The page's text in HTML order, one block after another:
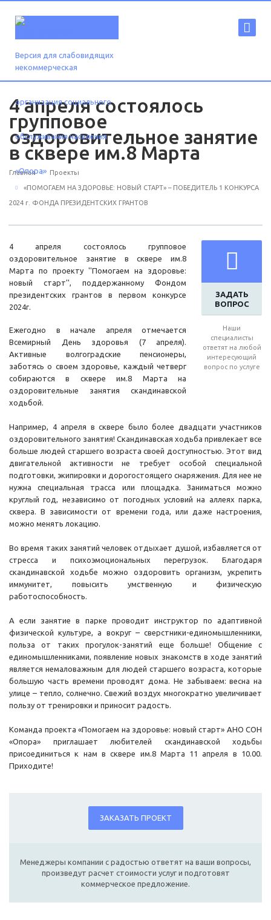
Версия для слабовидящих
4 апреля состоялось
групповое
оздоровительное занятие
в сквере им.8 Марта
Главная Проекты
«ПОМОГАЕМ НА ЗДОРОВЬЕ: НОВЫЙ СТАРТ» – ПОБЕДИТЕЛЬ 1 КОНКУРСА
2024 г. ФОНДА ПРЕЗИДЕНТСКИХ ГРАНТОВ
ЗАДАТЬ
ВОПРОС
Наши
специалисты
ответят на любой
интересующий
вопрос по услуге
4 апреля состоялось групповое
оздоровительное занятие в сквере им.8
Марта по проекту ''Помогаем на здоровье:
новый старт'', поддержанному Фондом
президентских грантов в первом конкурсе
2024г.
Ежегодно в начале апреля отмечается
Всемирный День здоровья (7 апреля).
Активные волгоградские пенсионеры,
заботясь о своем здоровье, каждый четверг
собираются в сквере им.8 Марта на
оздоровительные занятия скандинавской
ходьбой.
Например, 4 апреля в сквере было более двадцати участников
оздоровительного занятия! Скандинавская ходьба привлекает все
больше людей старшего возраста своей доступностью. Этот вид
двигательной активности не требует особой специальной
подготовки, экипировки и дорогостоящего снаряжения. Для нее не
нужна специальная трасса или площадка. Заниматься можно
круглый год, независимо от погодных условий на аллеях парка,
сквера. В зависимости от времени года, или даже настроения,
можно менять локацию.
Во время таких занятий человек отдыхает душой, избавляется от
стресса и психоэмоциональных перегрузок. Благодаря
скандинавской ходьбе можно оздоровить организм, укрепить
иммунитет, повысить умственную и физическую
работоспособность.
А если занятие в парке проводит инструктор по адаптивной
физической культуре, а вокруг – сверстники-единомышленники,
польза от таких прогулок-занятий еще больше! Общение с
единомышленниками, появление новых знакомств в ходе занятий
является немаловажным для людей старшего возраста, которые
большую часть времени проводят дома. Не забываем: весна на
улице – тепло, солнечно. Свежий воздух многократно увеличивает
пользу от тренировки и приносит радость.
Команда проекта «Помогаем на здоровье: новый старт» АНО СОН
«Опора» приглашает любителей скандинавской ходьбы
присоединиться к нам в сквере им.8 Марта 11 апреля в 10.00.
Приходите!
ЗАКАЗАТЬ ПРОЕКТ
Менеджеры компании с радостью ответят на ваши вопросы,
произведут расчет стоимости услуг и подготовят
коммерческое предложение.